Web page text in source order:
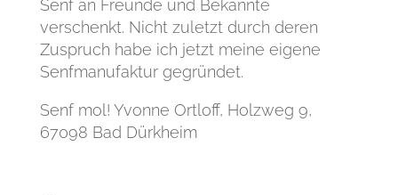
Senf an Freunde und Bekannte
verschenkt. Nicht zuletzt durch deren
Zuspruch habe ich jetzt meine eigene
Senfmanufaktur gegründet.
Senf mol! Yvonne Ortloff, Holzweg 9,
67098 Bad Dürkheim